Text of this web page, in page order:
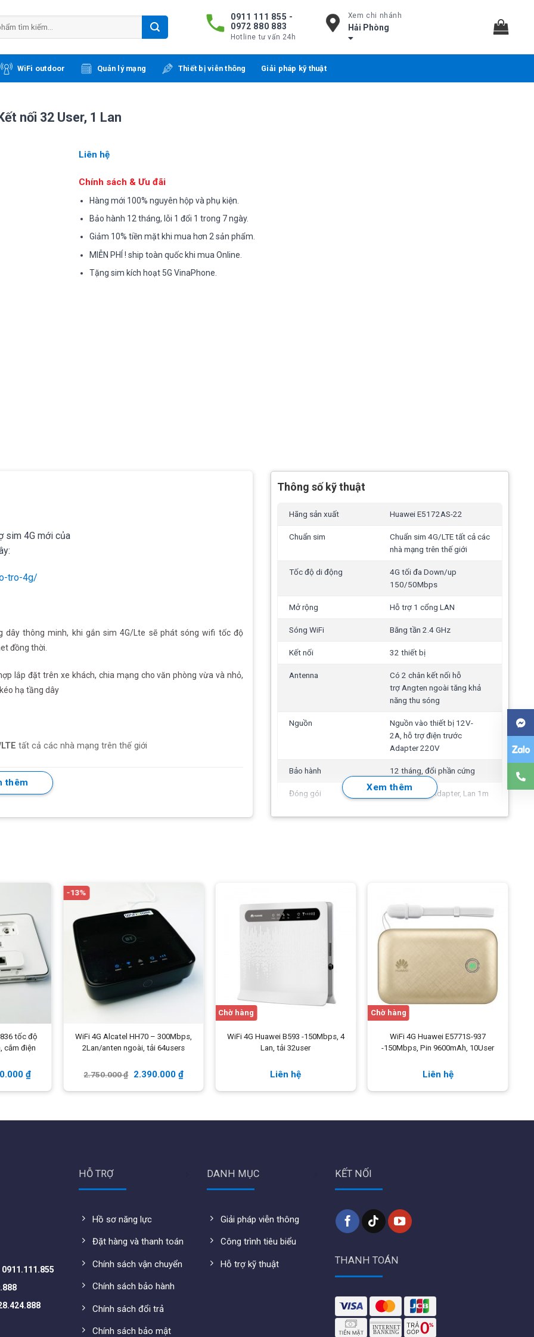
0911 111 855 -
0972 880 883
Hotline tư vấn 24h
Xem chi nhánh
Hải Phòng
WiFi outdoor Quản lý mạng Thiết bị viễn thông Giải pháp kỹ thuật
nối 32 User, 1 Lan
Liên hệ
Chính sách & Ưu đãi
Hàng mới 100% nguyên hộp và phụ kiện.
Bảo hành 12 tháng, lỗi 1 đổi 1 trong 7 ngày.
Giảm 10% tiền mặt khi mua hơn 2 sản phẩm.
MIỄN PHÍ ! ship toàn quốc khi mua Online.
Tặng sim kích hoạt 5G VinaPhone.
sim 4G mới của
tro-4g/
dây thông minh, khi gắn sim 4G/Lte sẽ phát sóng wifi tốc độ
đồng thời.
lắp đặt trên xe khách, chia mạng cho văn phòng vừa và nhỏ,
hạ tầng dây
tất cả các nhà mạng trên thế giới
150Mbps
WiFi
trợ Angten ngoài tăng khả năng thu sóng
đổi mới trong 7 ngày
mua hàng
0828.424.888
thêm
Thông số kỹ thuật
Hãng sản xuất Huawei E5172AS-22
Chuẩn sim
Chuẩn sim 4G/LTE tất cả các
nhà mạng trên thế giới
Tốc độ di động
4G tối đa Down/up
150/50Mbps
Mở rộng Hỗ trợ 1 cổng LAN
Sóng WiFi Băng tần 2.4 GHz
Kết nối 32 thiết bị
Antenna
Có 2 chân kết nối hỗ
trợ Angten ngoài tăng khả
năng thu sóng
Nguồn
Nguồn vào thiết bị 12V-
2A, hỗ trợ điện trước
Adapter 220V
Bảo hành 12 tháng, đổi phần cứng
Đóng gói 1x Bộ phát, Adapter, Lan 1m
Kích thước 128mm x 58mm x 96.8mm
Xem thêm
tốc độ
cắm điện
₫
-13%
WiFi 4G Alcatel HH70 – 300Mbps,
2Lan/anten ngoài, tải 64users
2.750.000₫ 2.390.000 ₫
Chờ hàng
WiFi 4G Huawei B593 -150Mbps, 4
Lan, tải 32user
Liên hệ
Chờ hàng
WiFi 4G Huawei E5771S-937
-150Mbps, Pin 9600mAh, 10User
Liên hệ
0911.111.855
HỖ TRỢ
Hồ sơ năng lực
Đặt hàng và thanh toán
Chính sách vận chuyển
Chính sách bảo hành
Chính sách đổi trả
Chính sách bảo mật
DANH MỤC
Giải pháp viễn thông
Công trình tiêu biểu
Hỗ trợ kỹ thuật
KẾT NỐI
THANH TOÁN